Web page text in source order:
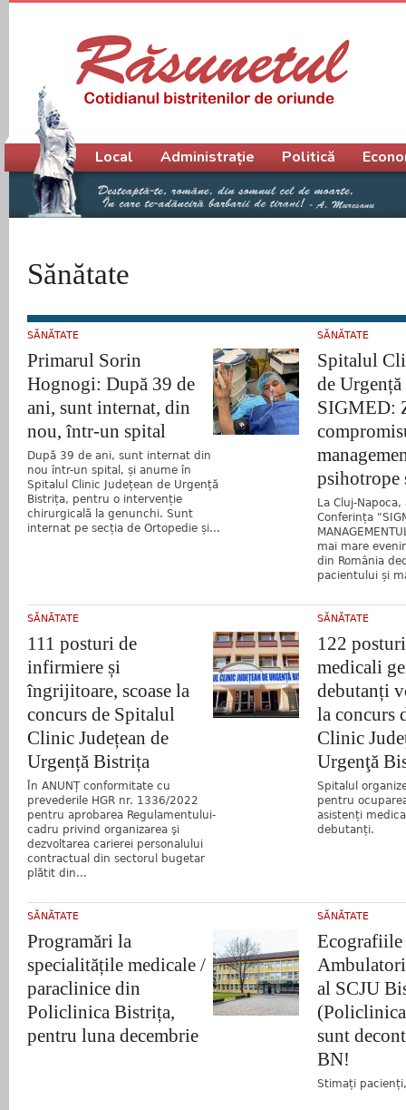
Sănătate
SĂNĂTATE
Primarul Sorin
Hognogi: După 39 de
ani, sunt internat, din
nou, într-un spital
După 39 de ani, sunt internat din
nou într-un spital, și anume în
Spitalul Clinic Județean de Urgență
Bistrița, pentru o intervenție
chirurgicală la genunchi. Sunt
internat pe secția de Ortopedie și...
SĂNĂTATE
Spitalul
de
SIGMED:
psihotrope
La Cluj-
Conferința
mai mare
din România
pacientului și
SĂNĂTATE
111 posturi de
infirmiere și
îngrijitoare, scoase la
concurs de Spitalul
Clinic Județean de
Urgență Bistrița
În ANUNȚ conformitate cu
prevederile HGR nr. 1336/2022
pentru aprobarea Regulamentului-
cadru privind organizarea şi
dezvoltarea carierei personalului
contractual din sectorul bugetar
plătit din...
SĂNĂTATE
122
medicali
debutanți
la concurs
Clinic
Urgenţă
Spitalul
pentru
asistenți
debutanți.
SĂNĂTATE
Programări la
specialitățile medicale /
paraclinice din
Policlinica Bistrița,
pentru luna decembrie
SĂNĂTATE
al SCJU
sunt
BN!
Stimați pacienți,
Meniu principal
Local Administrație Politică